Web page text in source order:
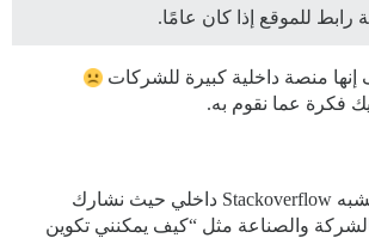
للموقع إذا كان عامًا.
منصة داخلية كبيرة للشركات
فكرة عما نقوم به.
بشكل أساسي، إنها تشبه Stackoverflow داخلي حيث نشارك
والصناعة مثل “كيف يمكنني تكوين